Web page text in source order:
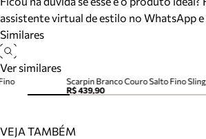
assistente virtual de estilo no WhatsApp e
Similares
Ver similares
Scarpin Branco Couro Salto Fino
R$ 439,90
VEJA TAMBÉM